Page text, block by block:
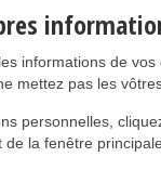
informations de vos
mettez pas les
personnelles,
la fenêtre